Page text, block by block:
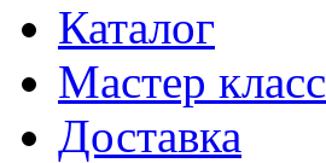
Каталог
Мастер класс
Доставка